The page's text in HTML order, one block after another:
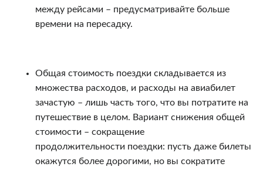
между рейсами – предусматривайте больше
времени на пересадку.
Общая стоимость поездки складывается из
множества расходов, и расходы на авиабилет
зачастую – лишь часть того, что вы потратите на
путешествие в целом. Вариант снижения общей
стоимости – сокращение
продолжительности поездки: пусть даже билеты
окажутся более дорогими, но вы сократите